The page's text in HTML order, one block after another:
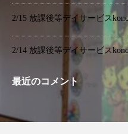
2/15 放課後等デイサービス
2/14 放課後等デイサービス
最近のコメント